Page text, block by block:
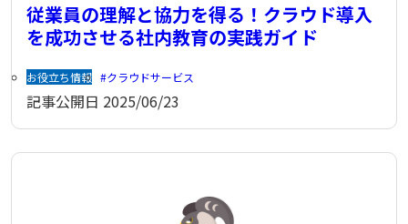
従業員の理解と協力を得る！クラウド導入
を成功させる社内教育の実践ガイド
お役立ち情報 クラウドサービス
記事公開日 2025/06/23